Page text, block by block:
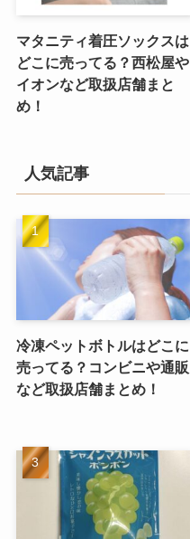
マタニティ着圧ソックスは
どこに売ってる？西松屋や
イオンなど取扱店舗まと
め！
人気記事
冷凍ペットボトルはどこに
売ってる？コンビニや通販
など取扱店舗まとめ！